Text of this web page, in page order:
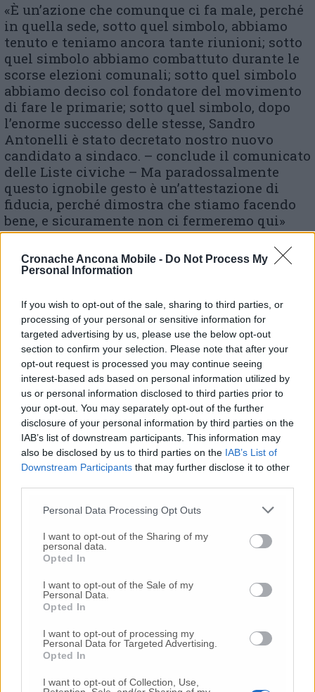
Cronache Ancona Mobile - Do Not Process My
Personal Information
If you wish to opt-out of the sale, sharing to third parties, or
processing of your personal or sensitive information for
targeted advertising by us, please use the below opt-out
section to confirm your selection. Please note that after your
opt-out request is processed you may continue seeing
interest-based ads based on personal information utilized by
us or personal information disclosed to third parties prior to
your opt-out. You may separately opt-out of the further
disclosure of your personal information by third parties on the
IAB’s list of downstream participants. This information may
also be disclosed by us to third parties on the IAB’s List of
Downstream Participants that may further disclose it to other
Personal Data Processing Opt Outs
I want to opt-out of the Sharing of my
personal data.
Opted In
I want to opt-out of the Sale of my
Personal Data.
Opted In
I want to opt-out of processing my
Personal Data for Targeted Advertising.
Opted In
I want to opt-out of Collection, Use,
«È un’azione che comunque ci fa male, perché
in quella sede, sotto quel simbolo, abbiamo
tenuto e teniamo ancora tante riunioni; sotto
quel simbolo abbiamo combattuto durante le
scorse elezioni comunali; sotto quel simbolo
abbiamo deciso col fondatore del movimento
di fare le primarie; sotto quel simbolo, dopo
l’enorme successo delle stesse, Sandro
Antonelli è stato decretato nostro nuovo
candidato a sindaco. – conclude il comunicato
delle Liste civiche – Ma paradossalmente
questo ignobile gesto è un’attestazione di
fiducia, perché dimostra che stiamo facendo
bene, e sicuramente non ci fermeremo qui»
© RIPRODUZIONE RISERVATA
Vai alla home
Commenti
Nessun commento presente
Commenta
Gli articoli più letti
24 Lug- Bimbi costretti a colpirsi da soli
orrore all’asilo, arrestate due educatrici
-Luigia Fortunato,
prima la lite, poi la furia col coltello